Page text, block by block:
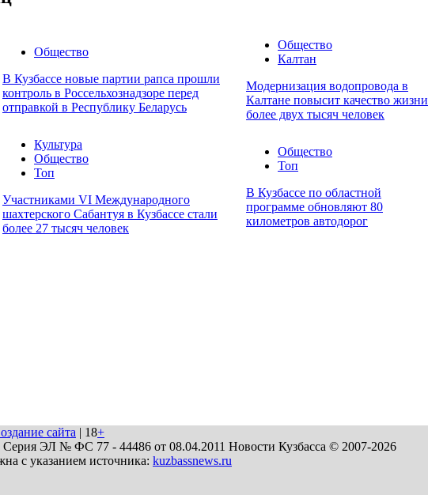
Общество
В Кузбассе новые партии рапса прошли
контроль в Россельхознадзоре перед
отправкой в Республику Беларусь
Общество
Калтан
Модернизация водопровода в
Калтане повысит качество жизни
более двух тысяч человек
Культура
Общество
Топ
Участниками VI Международного
шахтерского Сабантуя в Кузбассе стали
более 27 тысяч человек
Общество
Топ
В Кузбассе по областной
программе обновляют 80
километров автодорог
сайта | 18+
ЭЛ № ФС 77 - 44486 от 08.04.2011 Новости Кузбасса © 2007-2026
с указанием источника: kuzbassnews.ru